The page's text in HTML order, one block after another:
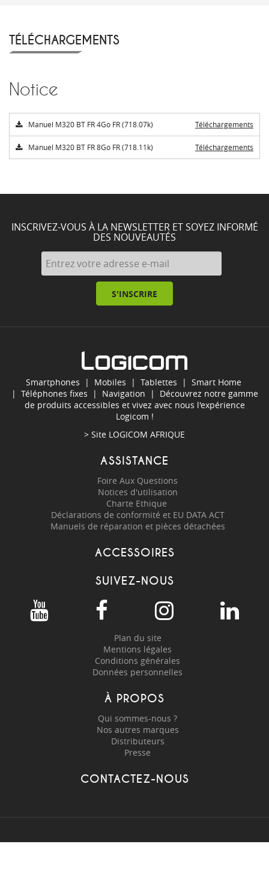
TÉLÉCHARGEMENTS
Notice
Manuel M320 BT FR 4Go FR (718.07k) Téléchargements
Manuel M320 BT FR 8Go FR (718.11k) Téléchargements
INSCRIVEZ-VOUS À LA NEWSLETTER ET SOYEZ INFORMÉ
DES NOUVEAUTÉS
S'INSCRIRE
Smartphones | Mobiles | Tablettes | Smart Home
| Téléphones fixes | Navigation | Découvrez notre gamme
de produits accessibles et vivez avec nous l'expérience
Logicom !
> Site LOGICOM AFRIQUE
ASSISTANCE
Foire Aux Questions
Notices d'utilisation
Charte Ethique
Déclarations de conformité et EU DATA ACT
Manuels de réparation et pièces détachées
ACCESSOIRES
SUIVEZ-NOUS
Plan du site
Mentions légales
Conditions générales
Données personnelles
À PROPOS
Qui sommes-nous ?
Nos autres marques
Distributeurs
Presse
CONTACTEZ-NOUS